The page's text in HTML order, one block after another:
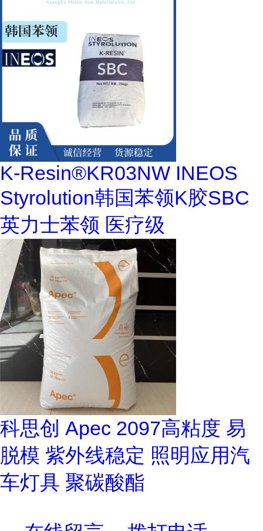
K-Resin®KR03NW INEOS
Styrolution韩国苯领K胶SBC
英力士苯领 医疗级
科思创 Apec 2097高粘度 易
脱模 紫外线稳定 照明应用汽
车灯具 聚碳酸酯